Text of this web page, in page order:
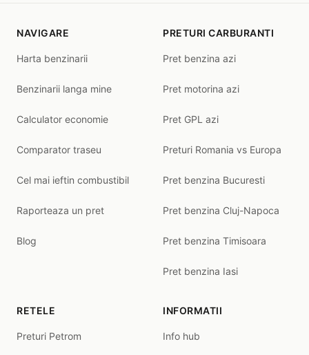
NAVIGARE
Harta benzinarii
Benzinarii langa mine
Calculator economie
Comparator traseu
Cel mai ieftin combustibil
Raporteaza un pret
Blog
PRETURI CARBURANTI
Pret benzina azi
Pret motorina azi
Pret GPL azi
Preturi Romania vs Europa
Pret benzina Bucuresti
Pret benzina Cluj-Napoca
Pret benzina Timisoara
Pret benzina Iasi
RETELE
Preturi Petrom
INFORMATII
Info hub